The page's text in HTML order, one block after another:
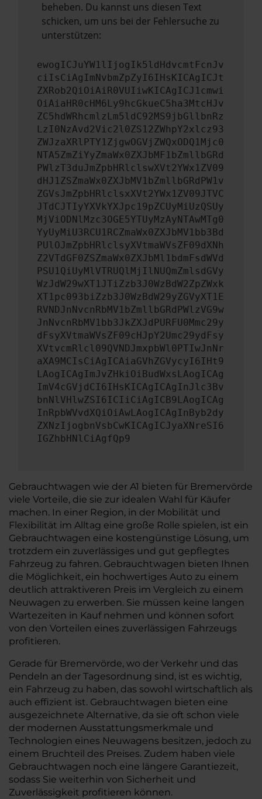
beheben. Du kannst uns diesen Text
schicken, um uns bei der Fehlersuche zu
unterstützen:
ewogICJuYW1lIjogIk5ldHdvcmtFcnJv
ciIsCiAgImNvbmZpZyI6IHsKICAgICJt
ZXRob2QiOiAiR0VUIiwKICAgICJ1cmwi
OiAiaHR0cHM6Ly9hcGkueC5ha3MtcHJv
ZC5hdWRhcmlzLm5ldC92MS9jbGllbnRz
LzI0NzAvd2Vic2l0ZS12ZWhpY2xlcz93
ZWJzaXRlPTY1ZjgwOGVjZWQxODQ1Mjc0
NTA5ZmZiYyZmaWx0ZXJbMF1bZmllbGRd
PWlzT3duJmZpbHRlclswXVt2YWx1ZV09
dHJ1ZSZmaWx0ZXJbMV1bZmllbGRdPW1v
ZGVsJmZpbHRlclsxXVt2YWx1ZV09JTVC
JTdCJTIyYXVkYXJpc19pZCUyMiUzQSUy
MjViODNlMzc3OGE5YTUyMzAyNTAwMTg0
YyUyMiU3RCU1RCZmaWx0ZXJbMV1bb3Bd
PUlOJmZpbHRlclsyXVtmaWVsZF09dXNh
Z2VTdGF0ZSZmaWx0ZXJbMl1bdmFsdWVd
PSU1QiUyMlVTRUQlMjIlNUQmZmlsdGVy
WzJdW29wXT1JTiZzb3J0WzBdW2ZpZWxk
XT1pc093biZzb3J0WzBdW29yZGVyXT1E
RVNDJnNvcnRbMV1bZmllbGRdPWlzVG9w
JnNvcnRbMV1bb3JkZXJdPURFU0Mmc29y
dFsyXVtmaWVsZF09cHJpY2Umc29ydFsy
XVtvcmRlcl09QVNDJmxpbWl0PTIwJnNr
aXA9MCIsCiAgICAiaGVhZGVycyI6IHt9
LAogICAgImJvZHkiOiBudWxsLAogICAg
ImV4cGVjdCI6IHsKICAgICAgInJlc3Bv
bnNlVHlwZSI6ICIiCiAgICB9LAogICAg
InRpbWVvdXQiOiAwLAogICAgInByb2dy
ZXNzIjogbnVsbCwKICAgICJyaXNreSI6
IGZhbHNlCiAgfQp9
Gebrauchtwagen wie der A1 bieten für Bremervörde
viele Vorteile, die sie zur idealen Wahl für Käufer
machen. In einer Region, in der Mobilität und
Flexibilität im Alltag eine große Rolle spielen, ist ein
Gebrauchtwagen eine kostengünstige Lösung, um
trotzdem ein zuverlässiges und gut gepflegtes
Fahrzeug zu fahren. Gebrauchtwagen bieten Ihnen
die Möglichkeit, ein hochwertiges Auto zu einem
deutlich attraktiveren Preis im Vergleich zu einem
Neuwagen zu erwerben. Sie müssen keine langen
Wartezeiten in Kauf nehmen und können sofort
von den Vorteilen eines zuverlässigen Fahrzeugs
profitieren.
Gerade für Bremervörde, wo der Verkehr und das
Pendeln an der Tagesordnung sind, ist es wichtig,
ein Fahrzeug zu haben, das sowohl wirtschaftlich als
auch effizient ist. Gebrauchtwagen bieten eine
ausgezeichnete Alternative, da sie oft schon viele
der modernen Ausstattungsmerkmale und
Technologien eines Neuwagens besitzen, jedoch zu
einem Bruchteil des Preises. Zudem haben viele
Gebrauchtwagen noch eine längere Garantiezeit,
sodass Sie weiterhin von Sicherheit und
Zuverlässigkeit profitieren können.